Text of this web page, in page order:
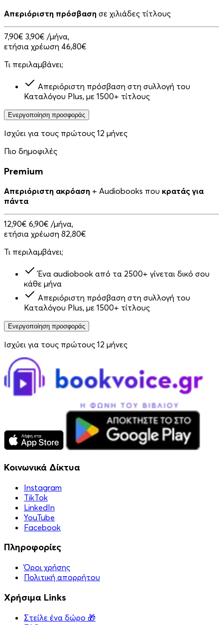
Απεριόριστη πρόσβαση σε χιλιάδες τίτλους
7,90€ 3,90€ /μήνα,
ετήσια χρέωση 46,80€
Τι περιλαμβάνει;
Απεριόριστη πρόσβαση στη συλλογή του
Καταλόγου Plus, με 1500+ τίτλους
Ενεργοποίηση προσφοράς
Ισχύει για τους πρώτους 12 μήνες
Πιο δημοφιλές
Premium
Απεριόριστη ακρόαση + Audiobooks που κρατάς για
πάντα
12,90€ 6,90€ /μήνα,
ετήσια χρέωση 82,80€
Τι περιλαμβάνει;
Ένα audiobook από τα 2500+ γίνεται δικό σου
κάθε μήνα
Απεριόριστη πρόσβαση στη συλλογή του
Καταλόγου Plus, με 1500+ τίτλους
Ενεργοποίηση προσφοράς
Ισχύει για τους πρώτους 12 μήνες
Κοινωνικά Δίκτυα
Instagram
TikTok
LinkedIn
YouTube
Facebook
Πληροφορίες
Όροι χρήσης
Πολιτική απορρήτου
Χρήσιμα Links
Στείλε ένα δώρο 🎁